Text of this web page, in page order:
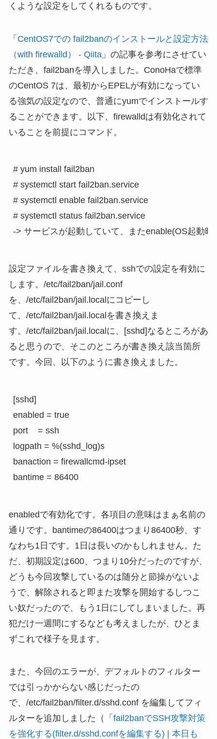
くような設定をしてくれるものです。
「 CentOS7での fail2banのインストールと設定方法
（with firewalld） - Qiita」の記事を参考にさせてい
ただき、fail2banを導入しました。ConoHaで標準
のCentOS 7は、最初からEPELが有効になってい
る強気の設定なので、普通にyumでインストールす
ることができます。以下、firewalldは有効化されて
いることを前提にコマンド。
# yum install fail2ban
# systemctl start fail2ban.service
# systemctl enable fail2ban.service
# systemctl status fail2ban.service
設定ファイルを書き換えて、sshでの設定を有効に
します。/etc/fail2ban/jail.conf
を、/etc/fail2ban/jail.localにコピーし
て、/etc/fail2ban/jail.localを書き換えま
す。/etc/fail2ban/jail.localに、[sshd]なるところがあ
ると思うので、そこのところが書き換え該当箇所
です。今回、以下のように書き換えました。
[sshd]
enabled = true
port    = ssh
logpath = %(sshd_log)s
banaction = firewallcmd-ipset
bantime = 86400
enabledで有効化です。各項目の意味はまぁ名前の
通りです。bantimeの86400はつまり86400秒、す
なわち1日です。1日は長いのかもしれません。た
だ、初期設定は600、つまり10分だったのですが、
どうも今回攻撃しているのは随分と節操がないよ
うで、解除されると即また攻撃を開始するしつこ
い奴だったので、もう1日にしてしまいました。再
犯だけ一週間にするなども考えましたが、ひとま
ずこれで様子を見ます。
また、今回のエラーが、デフォルトのフィルター
では引っかからない感じだったの
で、/etc/fail2ban/filter.d/sshd.conf を編集してフィ
ルターを追加しました（「 fail2banでSSH攻撃対策
を強化する(filter.d/sshd.confを編集する) | 本日も